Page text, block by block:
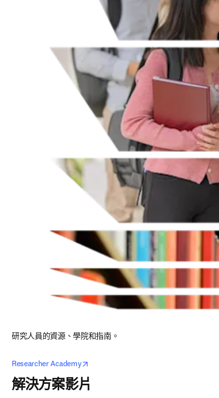
研究人員的資源、學院和指南。
Researcher Academy
解決方案影片